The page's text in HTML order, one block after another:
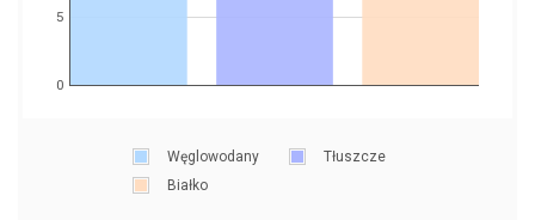
0
5
Węglowodany
Tłuszcze
Białko